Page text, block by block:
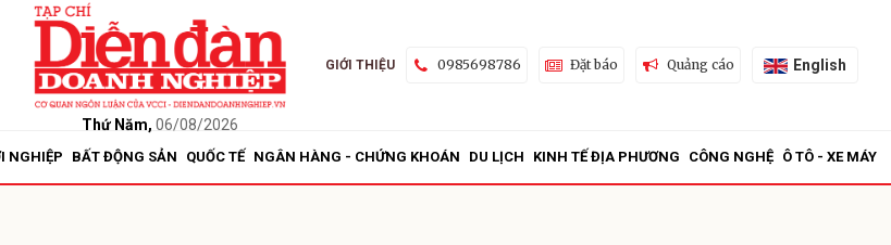
Thứ Năm, 06/08/2026
GIỚI THIỆU 0985698786 Đặt báo Quảng cáo English
NGHIỆP BẤT ĐỘNG SẢN QUỐC TẾ NGÂN HÀNG - CHỨNG KHOÁN DU LỊCH KINH TẾ ĐỊA PHƯƠNG CÔNG NGHỆ Ô TÔ - XE MÁY